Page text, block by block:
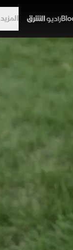
المزيد
في الساحات
في المجتمع